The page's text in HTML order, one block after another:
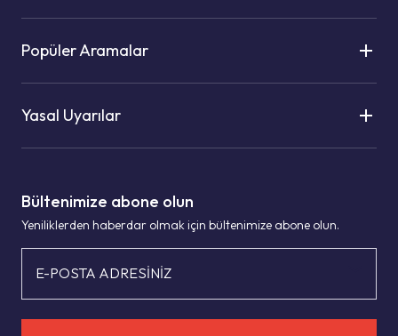
Bültenimize abone olun
Yeniliklerden haberdar olmak için bültenimize abone olun.
E-POSTA ADRESİNİZ
Popüler Aramalar
Yasal Uyarılar